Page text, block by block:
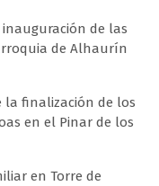
de las
de Alhaurín
la finalización de los
en el Pinar de los
en Torre de